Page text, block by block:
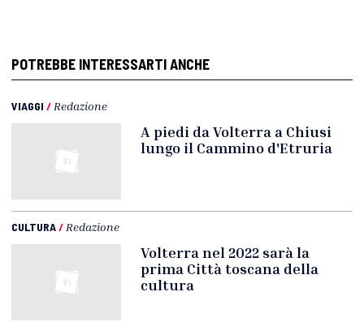
POTREBBE INTERESSARTI ANCHE
VIAGGI / Redazione
A piedi da Volterra a Chiusi
lungo il Cammino d'Etruria
CULTURA/ Redazione
Volterra nel 2022 sarà la
prima Città toscana della
cultura